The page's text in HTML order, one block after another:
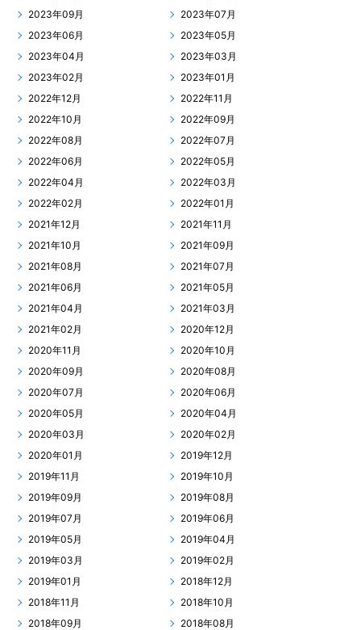
2023年09月
2023年07月
2023年06月
2023年05月
2023年04月
2023年03月
2023年02月
2023年01月
2022年12月
2022年11月
2022年10月
2022年09月
2022年08月
2022年07月
2022年06月
2022年05月
2022年04月
2022年03月
2022年02月
2022年01月
2021年12月
2021年11月
2021年10月
2021年09月
2021年08月
2021年07月
2021年06月
2021年05月
2021年04月
2021年03月
2021年02月
2020年12月
2020年11月
2020年10月
2020年09月
2020年08月
2020年07月
2020年06月
2020年05月
2020年04月
2020年03月
2020年02月
2020年01月
2019年12月
2019年11月
2019年10月
2019年09月
2019年08月
2019年07月
2019年06月
2019年05月
2019年04月
2019年03月
2019年02月
2019年01月
2018年12月
2018年11月
2018年10月
2018年09月
2018年08月